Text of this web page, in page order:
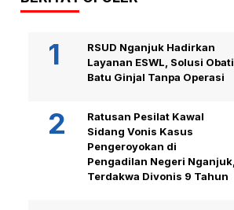
RSUD Nganjuk Hadirkan
Layanan ESWL, Solusi Obati
Batu Ginjal Tanpa Operasi
Ratusan Pesilat Kawal
Sidang Vonis Kasus
Pengeroyokan di
Pengadilan Negeri Nganjuk,
Terdakwa Divonis 9 Tahun